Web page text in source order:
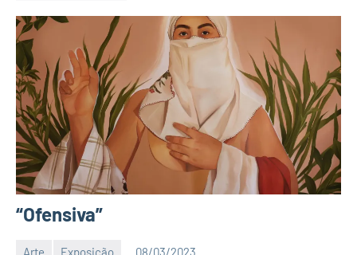
“Ofensiva”
Arte Exposição 08/03/2023